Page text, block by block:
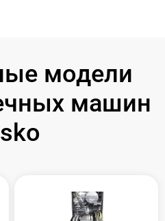
модели
машин